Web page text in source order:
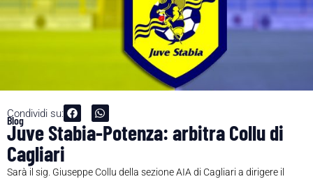
Condividi su:
Blog
Juve Stabia-Potenza: arbitra Collu di
Cagliari
Sarà il sig. Giuseppe Collu della sezione AIA di Cagliari a dirigere il